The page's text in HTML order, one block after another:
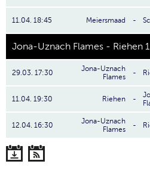
11.04. 18:45 Meiersmaad -
Jona-Uznach Flames - Riehen
29.03. 17:30
Jona-Uznach
Flames
-
11.04. 19:30 Riehen -
12.04. 16:30
Jona-Uznach
Flames
-